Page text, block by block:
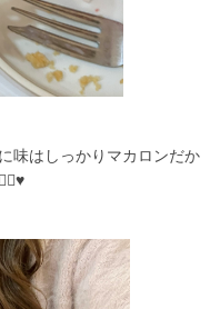
味はしっかりマカロンだか